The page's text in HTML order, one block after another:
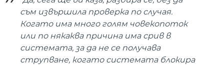
съм извършила проверка по случая.
Когато има много голям човекопоток
или по някаква причина има срив в
системата, за да не се получава
струпване, когато системата блокира